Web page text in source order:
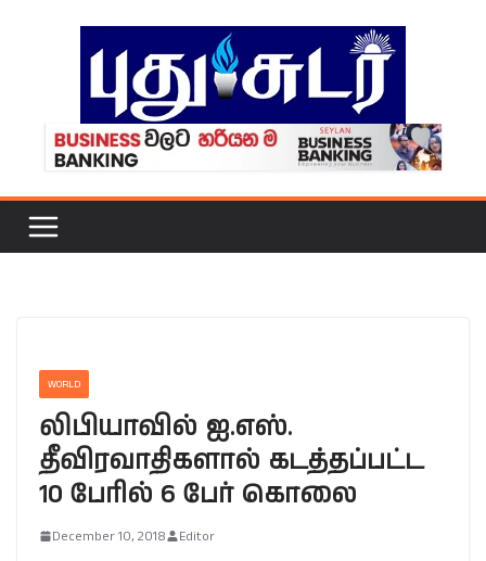
WORLD
லிபியாவில் ஐ.எஸ்.
தீவிரவாதிகளால் கடத்தப்பட்ட
10 பேரில் 6 பேர் கொலை
December 10, 2018 Editor